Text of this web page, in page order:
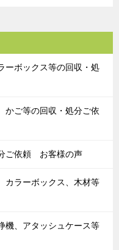
ーボックス等の回収・処
かご等の回収・処分ご依
ご依頼 お客様の声
カラーボックス、木材等
機、アタッシュケース等